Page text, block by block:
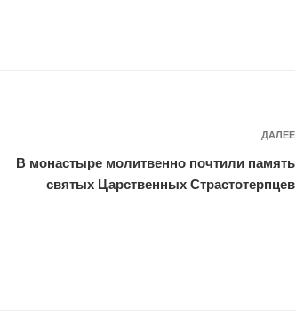
ДАЛЕЕ
В монастыре молитвенно почтили память
святых Царственных Страстотерпцев